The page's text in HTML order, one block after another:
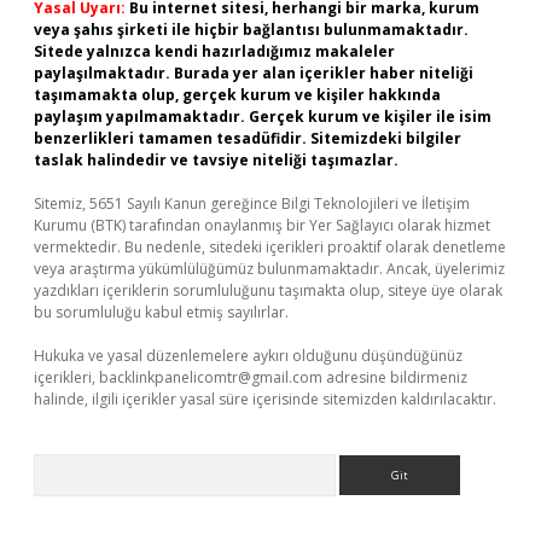
Yasal Uyarı: Bu internet sitesi, herhangi bir marka, kurum
veya şahıs şirketi ile hiçbir bağlantısı bulunmamaktadır.
Sitede yalnızca kendi hazırladığımız makaleler
paylaşılmaktadır. Burada yer alan içerikler haber niteliği
taşımamakta olup, gerçek kurum ve kişiler hakkında
paylaşım yapılmamaktadır. Gerçek kurum ve kişiler ile isim
benzerlikleri tamamen tesadüfidir. Sitemizdeki bilgiler
taslak halindedir ve tavsiye niteliği taşımazlar.
Sitemiz, 5651 Sayılı Kanun gereğince Bilgi Teknolojileri ve İletişim
Kurumu (BTK) tarafından onaylanmış bir Yer Sağlayıcı olarak hizmet
vermektedir. Bu nedenle, sitedeki içerikleri proaktif olarak denetleme
veya araştırma yükümlülüğümüz bulunmamaktadır. Ancak, üyelerimiz
yazdıkları içeriklerin sorumluluğunu taşımakta olup, siteye üye olarak
bu sorumluluğu kabul etmiş sayılırlar.
Hukuka ve yasal düzenlemelere aykırı olduğunu düşündüğünüz
içerikleri, backlinkpanelicomtr@gmail.com adresine bildirmeniz
halinde, ilgili içerikler yasal süre içerisinde sitemizden kaldırılacaktır.